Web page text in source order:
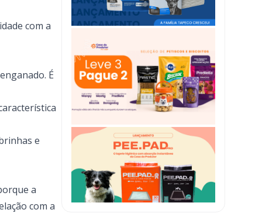
com a
É
e
a
com a